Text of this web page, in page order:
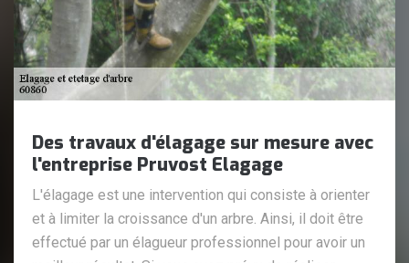
Des travaux d'élagage sur mesure avec
l'entreprise Pruvost Elagage
L'élagage est une intervention qui consiste à orienter
et à limiter la croissance d'un arbre. Ainsi, il doit être
effectué par un élagueur professionnel pour avoir un